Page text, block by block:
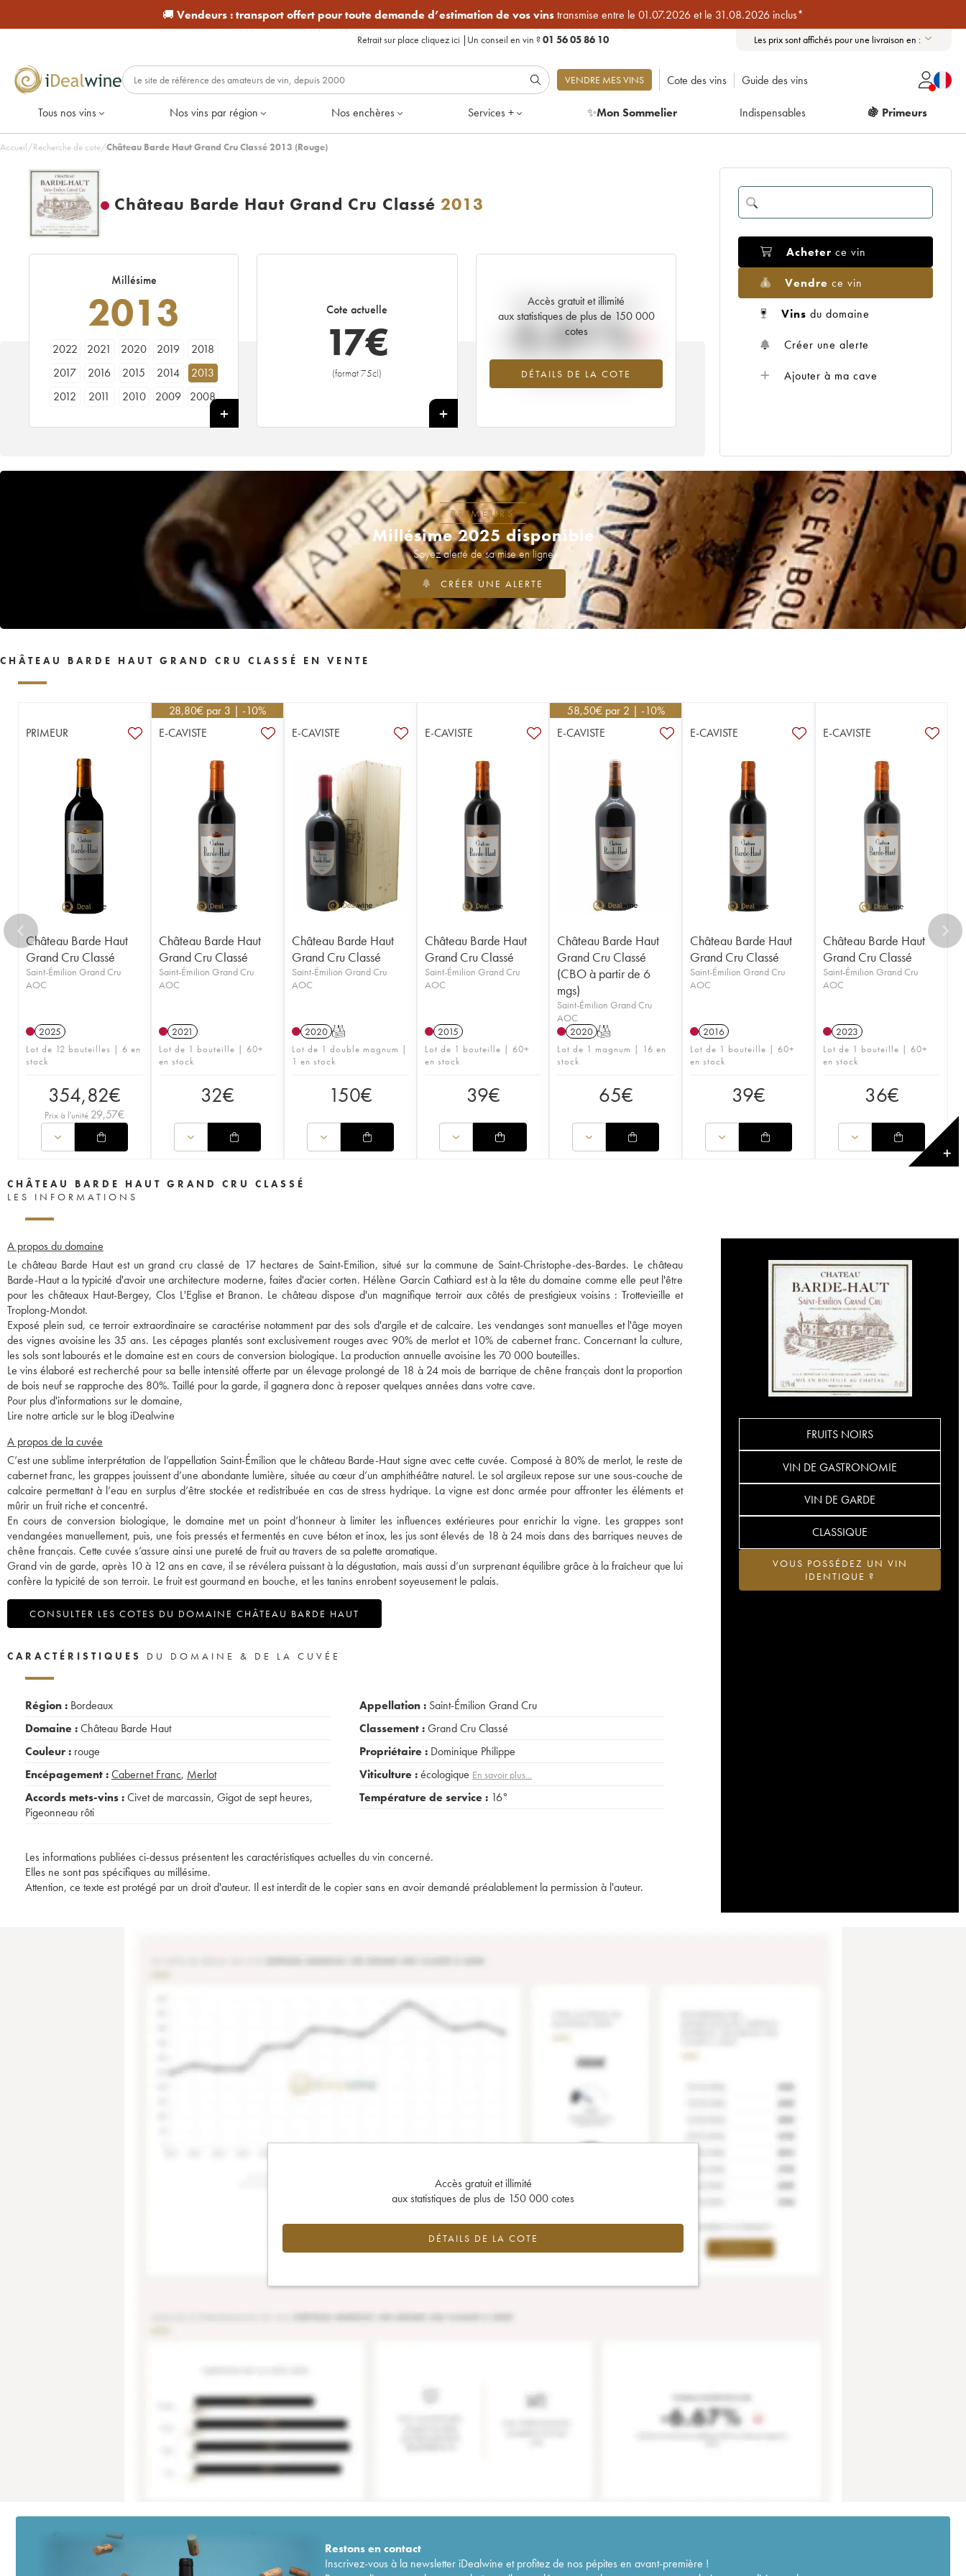
🚚 Vendeurs :transport offert pour toute demande d’estimation de vos vinstransmise entre le 01.07.2026 et le 31.08.2026 inclus*
Retrait sur place cliquez ici | Un conseil en vin ?01 56 05 86 10 Les prix sont affichés pour une livraison en :
VENDRE MES VINS Cote des vins Guide des vins
Tous nos vins Nos vins par région Nos enchères Services + ✨Mon Sommelier Indispensables 🍇 Primeurs
Accueil/Recherche de cote/Château Barde Haut Grand Cru Classé 2013 (Rouge)
Château Barde Haut Grand Cru Classé 2013
Millésime
2013
2022 2021 2020 2019
2018
2017
2016 2015 2014
2013
2012
2011 2010 2009
2008
1997
1996 1995 1994
1993
1988
1987
1983
1982
1978
1976
1964
Cote actuelle
17€
(format 75cl)
+
Accès gratuit et illimité
aux statistiques de plus de 150 000
cotes
DÉTAILS DE LA COTE
Tendance actuelle de la cote
-5.01%
Tendance à la baisse du millésime 2013
en 2026 par rapport à 2025
Acheter ce vin
Vendre ce vin
Vins du domaine
Créer une alerte
Ajouter à ma cave
PRIMEURS
Millésime 2025 disponible
Soyez alerté de sa mise en ligne
CRÉER UNE ALERTE
CHÂTEAU BARDE HAUT GRAND CRU CLASSÉ EN VENTE
PRIMEUR
Château Barde Haut
Grand Cru Classé
Saint-Émilion Grand Cru
AOC
2025
Lot de 12 bouteilles | 6 en
stock
354,82€
Prix à l'unité 29,57€
28,80€ par 3 | -10%
E-CAVISTE
Château Barde Haut
Grand Cru Classé
Saint-Émilion Grand Cru
AOC
2021
Lot de 1 bouteille | 60+
en stock
32€
E-CAVISTE
Château Barde Haut
Grand Cru Classé
Saint-Émilion Grand Cru
AOC
2020 T
Lot de 1 double magnum |
1 en stock
150€
E-CAVISTE
Château Barde Haut
Grand Cru Classé
Saint-Émilion Grand Cru
AOC
2015
Lot de 1 bouteille | 60+
en stock
39€
58,50€ par 2 | -10%
E-CAVISTE
Château Barde Haut
Grand Cru Classé
(CBO à partir de 6
mgs)
Saint-Émilion Grand Cru
AOC
2020 T
Lot de 1 magnum | 16 en
stock
65€
E-CAVISTE
Château Barde Haut
Grand Cru Classé
Saint-Émilion Grand Cru
AOC
2016
Lot de 1 bouteille | 60+
en stock
39€
E-CAVISTE
Château Barde Haut
Grand Cru Classé
Saint-Émilion Grand Cru
AOC
2023
Lot de 1 bouteille | 60+
en stock
36€
✕
CHÂTEAU BARDE HAUT GRAND CRU CLASSÉ
LES INFORMATIONS
A propos du domaine
Le château Barde Haut est un grand cru classé de 17 hectares de Saint-Emilion, situé sur la commune de Saint-Christophe-des-Bardes. Le château
Barde-Haut a la typicité d'avoir une architecture moderne, faites d'acier corten. Hélène Garcin Cathiard est à la tête du domaine comme elle peut l'être
pour les châteaux Haut-Bergey, Clos L'Eglise et Branon. Le château dispose d'un magnifique terroir aux côtés de prestigieux voisins : Trottevieille et
Troplong-Mondot.
Exposé plein sud, ce terroir extraordinaire se caractérise notamment par des sols d'argile et de calcaire. Les vendanges sont manuelles et l'âge moyen
des vignes avoisine les 35 ans. Les cépages plantés sont exclusivement rouges avec 90% de merlot et 10% de cabernet franc. Concernant la culture,
les sols sont labourés et le domaine est en cours de conversion biologique. La production annuelle avoisine les 70 000 bouteilles.
Le vins élaboré est recherché pour sa belle intensité offerte par un élevage prolongé de 18 à 24 mois de barrique de chêne français dont la proportion
de bois neuf se rapproche des 80%. Taillé pour la garde, il gagnera donc à reposer quelques années dans votre cave.
Pour plus d'informations sur le domaine,
Lire notre article sur le blog iDealwine
A propos de la cuvée
C’est une sublime interprétation de l’appellation Saint-Émilion que le château Barde-Haut signe avec cette cuvée. Composé à 80% de merlot, le reste de
cabernet franc, les grappes jouissent d’une abondante lumière, située au cœur d’un amphithéâtre naturel. Le sol argileux repose sur une sous-couche de
calcaire permettant à l’eau en surplus d’être stockée et redistribuée en cas de stress hydrique. La vigne est donc armée pour affronter les éléments et
mûrir un fruit riche et concentré.
En cours de conversion biologique, le domaine met un point d’honneur à limiter les influences extérieures pour enrichir la vigne. Les grappes sont
vendangées manuellement, puis, une fois pressés et fermentés en cuve béton et inox, les jus sont élevés de 18 à 24 mois dans des barriques neuves de
chêne français. Cette cuvée s’assure ainsi une pureté de fruit au travers de sa palette aromatique.
Grand vin de garde, après 10 à 12 ans en cave, il se révélera puissant à la dégustation, mais aussi d’un surprenant équilibre grâce à la fraîcheur que lui
confère la typicité de son terroir. Le fruit est gourmand en bouche, et les tanins enrobent soyeusement le palais.
CONSULTER LES COTES DU DOMAINE CHÂTEAU BARDE HAUT
FRUITS NOIRS
VIN DE GASTRONOMIE
VIN DE GARDE
CLASSIQUE
VOUS POSSÉDEZ UN VIN
IDENTIQUE ?
CARACTÉRISTIQUES DU DOMAINE & DE LA CUVÉE
Région : Bordeaux
Domaine :Château Barde Haut
Couleur : rouge
Encépagement :Cabernet Franc, Merlot
Accords mets-vins :Civet de marcassin, Gigot de sept heures,
Pigeonneau rôti
Appellation : Saint-Émilion Grand Cru
Classement :Grand Cru Classé
Propriétaire : Dominique Philippe
Viticulture :écologique En savoir plus...
Température de service : 16°
Les informations publiées ci-dessus présentent les caractéristiques actuelles du vin concerné.
Elles ne sont pas spécifiques au millésime.
Attention, ce texte est protégé par un droit d'auteur. Il est interdit de le copier sans en avoir demandé préalablement la permission à l'auteur.
Accès gratuit et illimité
aux statistiques de plus de 150 000 cotes
DÉTAILS DE LA COTE
Restons encontact
Inscrivez-vous à la newsletter iDealwine et profitez de nos pépites en avant-première !